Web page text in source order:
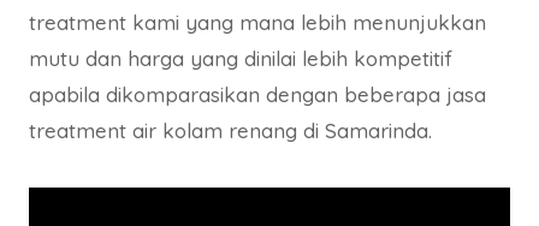
treatment kami yang mana lebih menunjukkan
mutu dan harga yang dinilai lebih kompetitif
apabila dikomparasikan dengan beberapa jasa
treatment air kolam renang di Samarinda.